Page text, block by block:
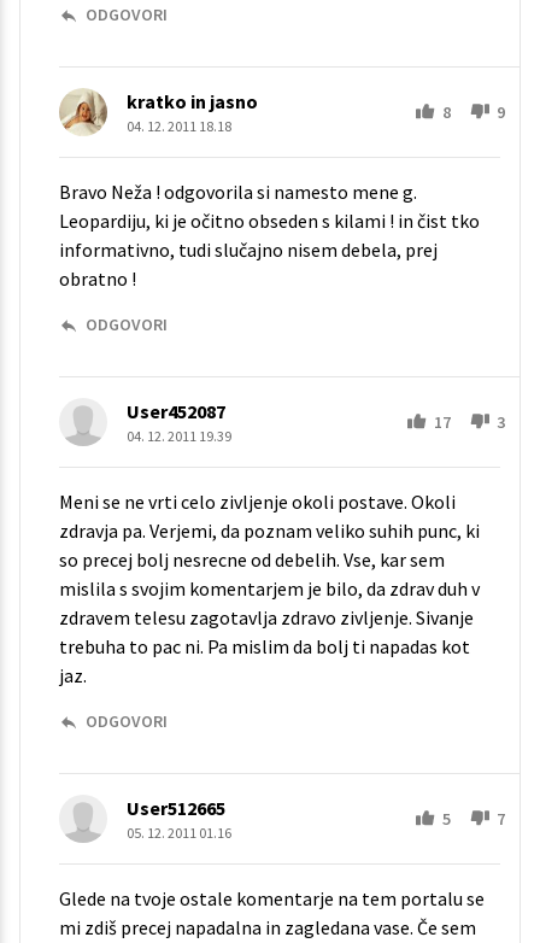
ODGOVORI
kratko in jasno
04. 12. 2011 18.18
8 9
Bravo Neža ! odgovorila si namesto mene g.
Leopardiju, ki je očitno obseden s kilami ! in čist tko
informativno, tudi slučajno nisem debela, prej
obratno !
ODGOVORI
User452087
04. 12. 2011 19.39
17 3
Meni se ne vrti celo zivljenje okoli postave. Okoli
zdravja pa. Verjemi, da poznam veliko suhih punc, ki
so precej bolj nesrecne od debelih. Vse, kar sem
mislila s svojim komentarjem je bilo, da zdrav duh v
zdravem telesu zagotavlja zdravo zivljenje. Sivanje
trebuha to pac ni. Pa mislim da bolj ti napadas kot
jaz.
ODGOVORI
User512665
05. 12. 2011 01.16
5 7
Glede na tvoje ostale komentarje na tem portalu se
mi zdiš precej napadalna in zagledana vase. Če sem